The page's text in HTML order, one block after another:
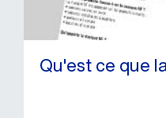
Qu'est ce que